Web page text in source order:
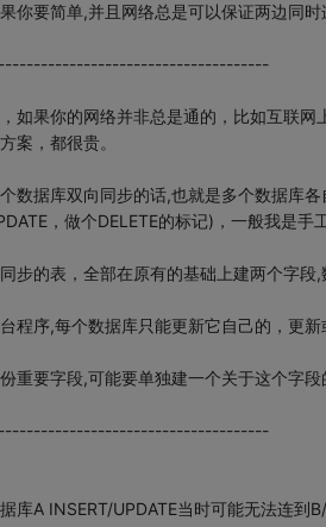
你要简单,并且网络总是可以保证两边同
如果你的网络并非总是通的，比如互联
案，都很贵。
数据库双向同步的话,也就是多个数据库
，做个DELETE的标记)，一般我是
步的表，全部在原有的基础上建两个字段
程序,每个数据库只能更新它自己的，更
重要字段,可能要单独建一个关于这个字
库A INSERT/UPDATE当时可能无法连到